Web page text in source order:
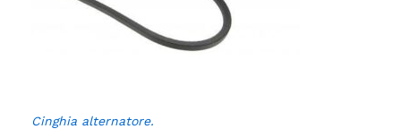
Cinghia alternatore.